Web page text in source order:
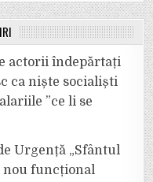
actorii îndepărtați
ca niște socialiști
”ce li se
Urgență „Sfântul
nou funcțional